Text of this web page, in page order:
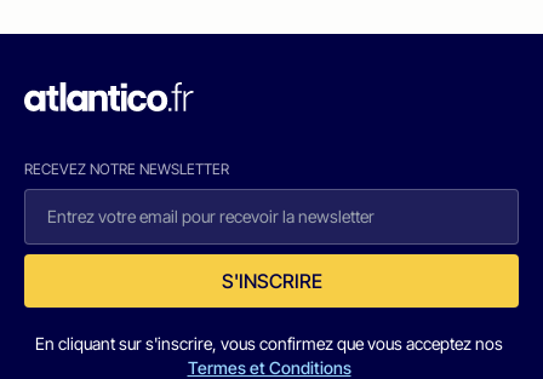
RECEVEZ NOTRE NEWSLETTER
S'INSCRIRE
En cliquant sur s'inscrire, vous confirmez que vous acceptez nos
Termes et Conditions